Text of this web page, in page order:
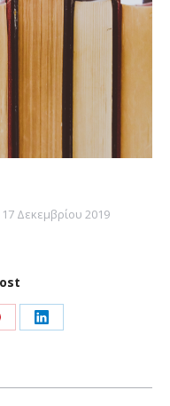
17 Δεκεμβρίου 2019
Share
LinkedIn